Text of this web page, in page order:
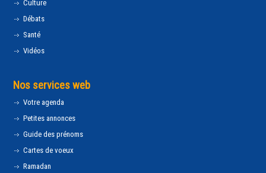
Culture
Débats
Santé
Vidéos
Nos services web
Votre agenda
Petites annonces
Guide des prénoms
Cartes de voeux
Ramadan